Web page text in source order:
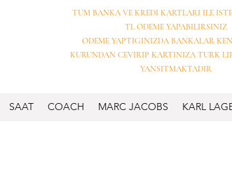
TUM BANKA VE KREDI KARTLARI ILE
TL ODEME YAPABILIRSINIZ
ODEME YAPTIGINIZDA BANKALAR
KURUNDAN CEVIRIP KARTINIZA TURK
YANSITMAKTADIR
SAAT COACH MARC JACOBS KARL